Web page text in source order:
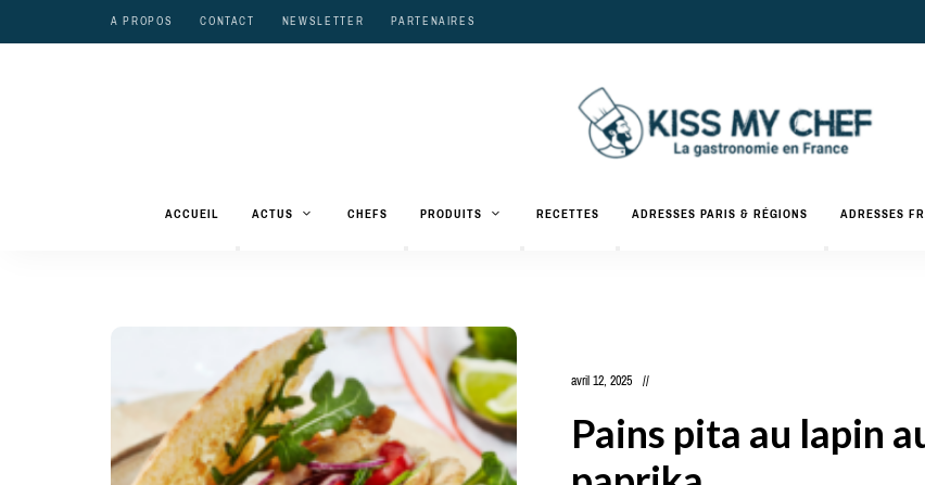
A PROPOS CONTACT NEWSLETTER PARTENAIRES
Kiss
gastronomiques
et
ACCUEIL ACTUS CHEFS PRODUITS RECETTES ADRESSES PARIS & RÉGIONS ADRESSES
avril 12, 2025
Pains pita au lapin